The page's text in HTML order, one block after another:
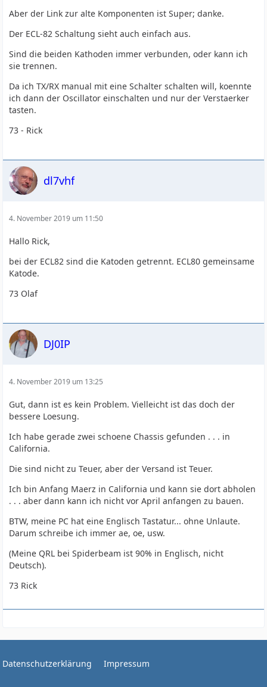
Aber der Link zur alte Komponenten ist Super; danke.
Der ECL-82 Schaltung sieht auch einfach aus.
Sind die beiden Kathoden immer verbunden, oder kann ich
sie trennen.
Da ich TX/RX manual mit eine Schalter schalten will, koennte
ich dann der Oscillator einschalten und nur der Verstaerker
tasten.
73 - Rick
dl7vhf
4. November 2019 um 11:50
Hallo Rick,
bei der ECL82 sind die Katoden getrennt. ECL80 gemeinsame
Katode.
73 Olaf
DJ0IP
4. November 2019 um 13:25
Gut, dann ist es kein Problem. Vielleicht ist das doch der
bessere Loesung.
Ich habe gerade zwei schoene Chassis gefunden . . . in
California.
Die sind nicht zu Teuer, aber der Versand ist Teuer.
Ich bin Anfang Maerz in California und kann sie dort abholen
. . . aber dann kann ich nicht vor April anfangen zu bauen.
BTW, meine PC hat eine Englisch Tastatur... ohne Unlaute.
Darum schreibe ich immer ae, oe, usw.
(Meine QRL bei Spiderbeam ist 90% in Englisch, nicht
Deutsch).
73 Rick
Datenschutzerklärung Impressum